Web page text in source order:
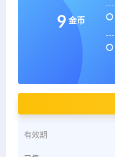
9 金币
有效期